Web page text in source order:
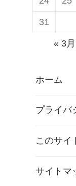
31
« 3月
ホーム
プライバ
このサイ
サイトマ